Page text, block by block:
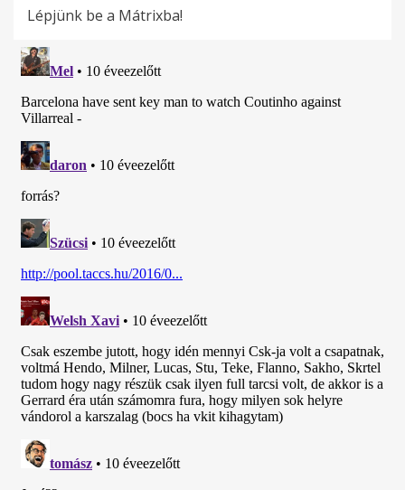
Lépjünk be a Mátrixba!